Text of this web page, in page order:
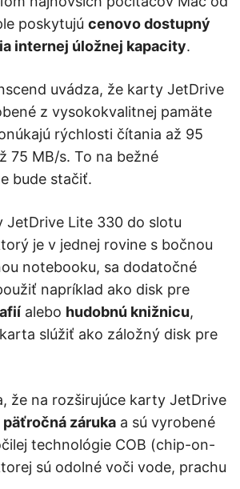
poskytujú cenovo dostupný
internej úložnej kapacity.
uvádza, že karty JetDrive
z vysokokvalitnej pamäte
rýchlosti čítania až 95
75 MB/s. To na bežné
bude stačiť.
JetDrive Lite 330 do slotu
je v jednej rovine s bočnou
notebooku, sa dodatočné
napríklad ako disk pre
alebo hudobnú knižnicu,
slúžiť ako záložný disk pre
že na rozširujúce karty JetDrive
päťročná záruka a sú vyrobené
technológie COB (chip-on-
sú odolné voči vode, prachu